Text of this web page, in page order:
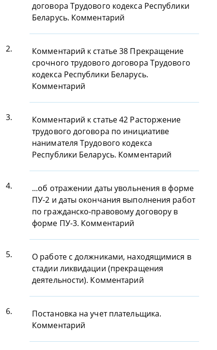
договора Трудового кодекса Республики
Беларусь. Комментарий
2.
Комментарий к статье 38 Прекращение
срочного трудового договора Трудового
кодекса Республики Беларусь.
Комментарий
3.
Комментарий к статье 42 Расторжение
трудового договора по инициативе
нанимателя Трудового кодекса
Республики Беларусь. Комментарий
4.
...об отражении даты увольнения в форме
ПУ-2 и даты окончания выполнения работ
по гражданско-правовому договору в
форме ПУ-3. Комментарий
5.
О работе с должниками, находящимися в
стадии ликвидации (прекращения
деятельности). Комментарий
6.
Постановка на учет плательщика.
Комментарий